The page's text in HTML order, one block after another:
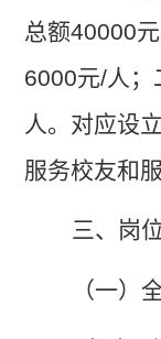
总额40000
6000元/人；
人。对应设立
服务校友和
三、岗
（一）